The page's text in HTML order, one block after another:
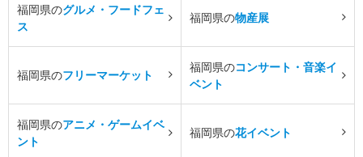
福岡県のグルメ・フードフェ
ス
福岡県の物産展
福岡県のフリーマーケット
福岡県のコンサート・音楽イ
ベント
福岡県のアニメ・ゲームイベ
ント
福岡県の花イベント